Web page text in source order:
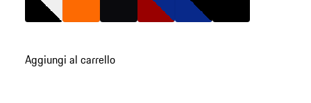
Aggiungi al carrello